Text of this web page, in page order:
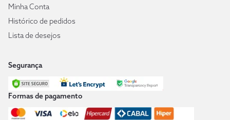
Minha Conta
Histórico de pedidos
Lista de desejos
Segurança
Formas de pagamento